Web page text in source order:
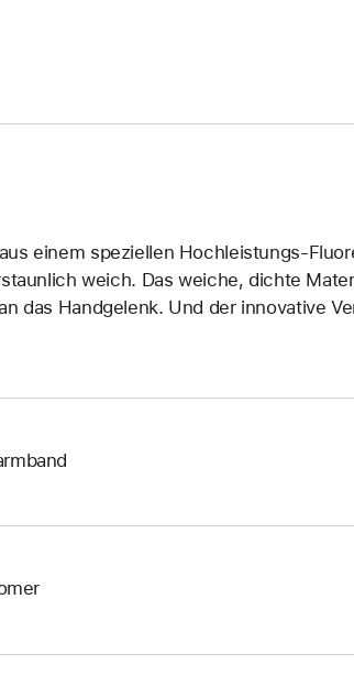
einem speziellen Hochleistungs-
weich. Das weiche, dichte
das Handgelenk. Und der innovative